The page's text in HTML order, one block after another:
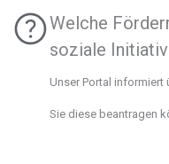
Welche
soziale
Unser Portal informiert
Sie diese beantragen